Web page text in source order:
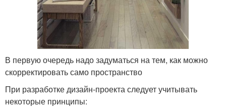
В первую очередь надо задуматься на тем, как можно
скорректировать само пространство
При разработке дизайн-проекта следует учитывать
некоторые принципы: